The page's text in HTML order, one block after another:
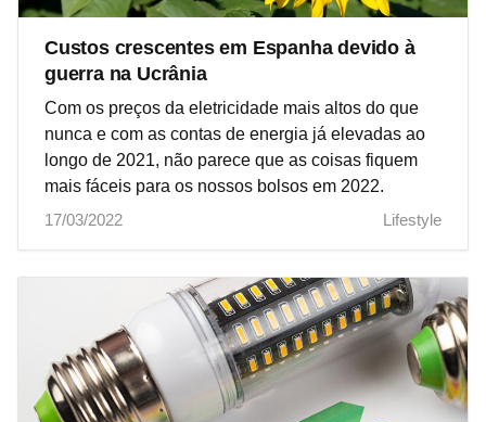
Custos crescentes em Espanha devido à
guerra na Ucrânia
Com os preços da eletricidade mais altos do que
nunca e com as contas de energia já elevadas ao
longo de 2021, não parece que as coisas fiquem
mais fáceis para os nossos bolsos em 2022.
17/03/2022
Lifestyle